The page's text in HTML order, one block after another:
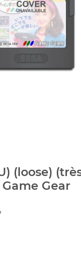
(loose)
Gear